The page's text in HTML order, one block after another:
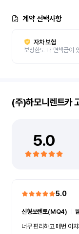
계약 선택사항
자차 보험
보상한도 내 면책금이
(주)하모니렌트카
5.0
5.0
신형쏘렌토(MQ4) ㅣ
너무 편리하고 매번 이